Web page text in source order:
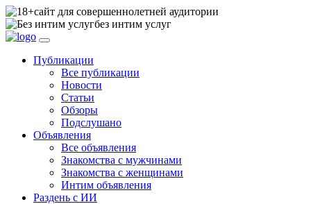
сайт для совершеннолетней аудитории
без интим услуг
Публикации
Все публикации
Новости
Статьи
Обзоры
Подслушано
Объявления
Все объявления
Знакомства с мужчинами
Знакомства с женщинами
Интим объявления
Раздень с ИИ